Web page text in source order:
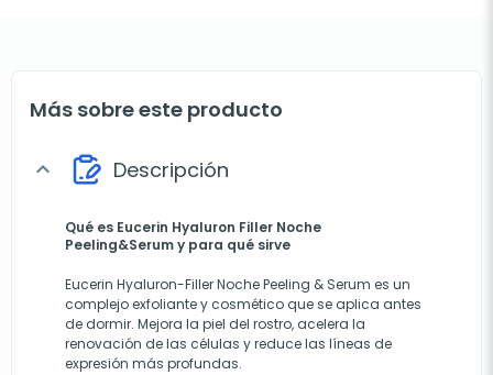
Más sobre este producto
expand_more Descripción
Qué es Eucerin Hyaluron Filler Noche
Peeling&Serum y para qué sirve
Eucerin Hyaluron-Filler Noche Peeling & Serum es un
complejo exfoliante y cosmético que se aplica antes
de dormir. Mejora la piel del rostro, acelera la
renovación de las células y reduce las líneas de
expresión más profundas.